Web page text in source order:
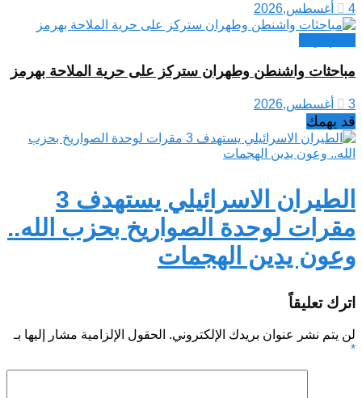
4 أغسطس,2026
مباحثات واشنطن وطهران ستركز على حرية الملاحة بهرمز
3 أغسطس,2026
قد يهمك
الطيران الاسرائيلي يستهدف 3
مقرات لوحدة الصواريخ بحزب الله..
وعون يدين الهجمات
اترك تعليقاً
لن يتم نشر عنوان بريدك الإلكتروني. الحقول الإلزامية مشار إليها بـ
*